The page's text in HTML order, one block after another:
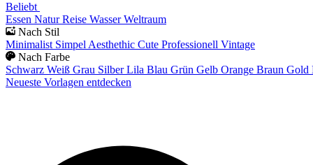
Beliebt
Essen Natur Reise Wasser Weltraum
Nach Stil
Minimalist Simpel Aesthethic Cute Professionell Vintage
Nach Farbe
Schwarz Weiß Grau Silber Lila Blau Grün Gelb Orange Braun Gold
Neueste Vorlagen entdecken